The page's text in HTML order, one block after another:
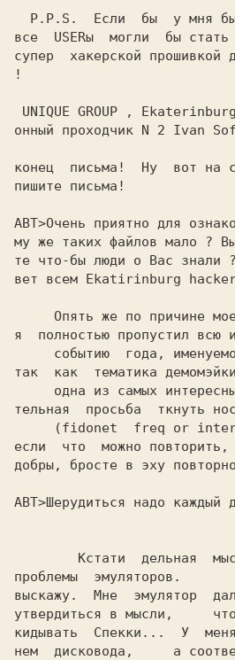
все  USERы  могли  бы стать
супер  хакерской прошивкой
!
онный пpоходчик N 2 Ivan
конeц  письма!  Hу  вот на
пишитe письма!
АВТ>Очень приятно для
му же таких файлов мало ?
те что-бы люди о Вас знали
вет всем Ekatirinburg
я  полностью пропустил всю
так  как  тематика
тельная  просьба  ткнуть
если  что  можно повторить,
добры, бросте в эху
проблемы  эмуляторов.
выскажу.  Мне  эмулятоp
утвеpдиться в мысли,
кидывать  Спекки...  У
нем  дисковода,     а